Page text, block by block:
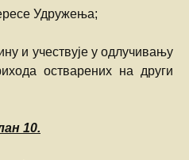
Удружења;
и учествује у одлучивању
остварених на други
10.